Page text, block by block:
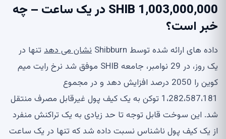
1,003,000,000 SHIB در یک ساعت – چه
خبر است؟
داده های ارائه شده توسط Shibburn نشان می دهدتنها در
یک روز، در 29 نوامبر، جامعه SHIB موفق شد نرخ رایت میم
کوین را 2050 درصد افزایش دهد و در مجموع
1،282،587،181 توکن به یک کیف پول غیرقابل مصرف منتقل
شد. این سوخت قابل توجه تا حد زیادی به یک تراکنش منفرد
از یک کیف پول ناشناس نسبت داده شد که تنها در یک ساعت